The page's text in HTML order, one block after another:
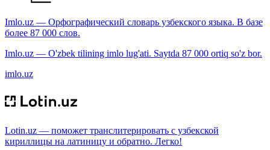
Imlo.uz — Орфографический словарь узбекского языка. В базе
более 87 000 слов.
Imlo.uz — O'zbek tilining imlo lug'ati. Saytda 87 000 ortiq so'z bor.
imlo.uz
Lotin.uz — поможет транслитерировать с узбекской
кириллицы на латиницу и обратно. Легко!